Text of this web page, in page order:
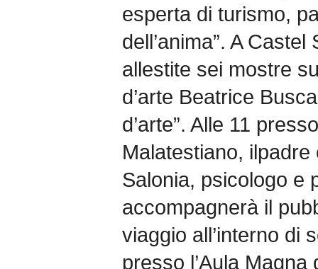
esperta di turismo,
dell’anima”. A
allestite sei mostre
d’arte Beatrice
d’arte”. Alle 11
Malatestiano,
Salonia, psicologo e
accompagnerà il
viaggio all’interno di
presso l’Aula Magna